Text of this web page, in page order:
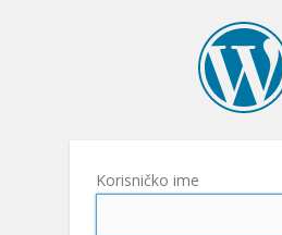
Korisničko ime